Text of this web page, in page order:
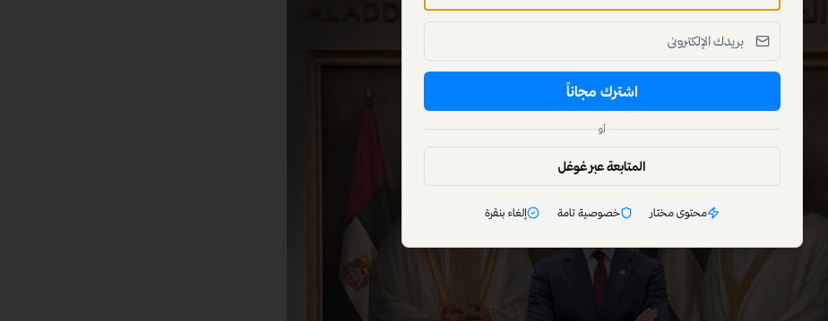
اشترك مجاناً
أو
المتابعة عبر غوغل
محتوى مختار خصوصية تامة إلغاء بنقرة